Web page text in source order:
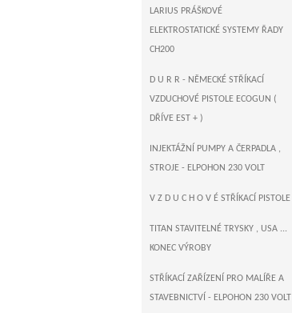
LARIUS PRÁŠKOVÉ
ELEKTROSTATICKÉ SYSTEMY ŘADY
CH200
D U R R - NĚMECKÉ STŘÍKACÍ
VZDUCHOVÉ PISTOLE ECOGUN (
DŘÍVE EST + )
INJEKTÁŽNÍ PUMPY A ČERPADLA ,
STROJE - ELPOHON 230 VOLT
V Z D U C H O V É STŘÍKACÍ PISTOLE
TITAN STAVITELNÉ TRYSKY , USA ...
KONEC VÝROBY
STŘÍKACÍ ZAŘÍZENÍ PRO MALÍŘE A
STAVEBNICTVÍ - ELPOHON 230 VOLT